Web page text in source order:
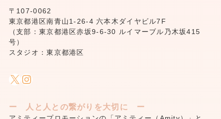
〒107-0062
東京都港区南青山1-26-4 六本木ダイヤビル7F
（支部：東京都港区赤坂9-6-30 ルイマーブル乃木坂415
号）
スタジオ：東京都港区
X Instagram
ー 人と人との繋がりを大切に ー